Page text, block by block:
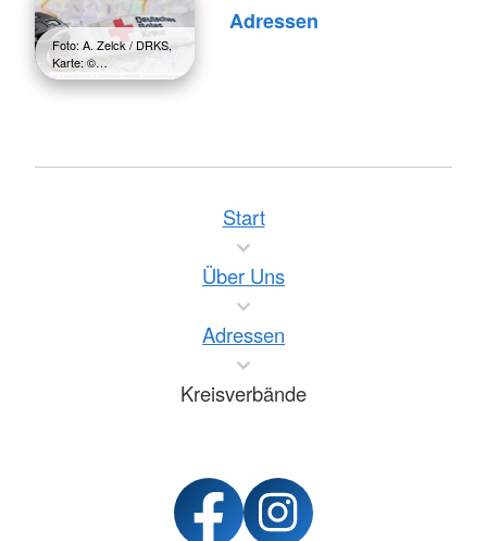
Foto: A. Zelck / DRKS,
Karte: ©…
Adressen
Start
Über Uns
Adressen
Kreisverbände